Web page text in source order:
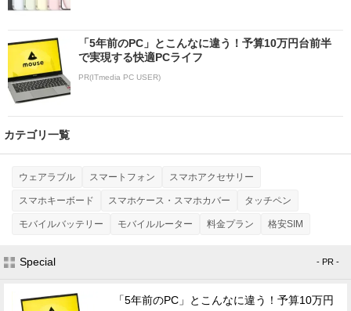
「5年前のPC」とこんなに違う！予算10万円台前半
で実現する快適PCライフ
PR(ITmedia PC USER)
カテゴリ一覧
ウェアラブル スマートフォン スマホアクセサリー
スマホキーボード スマホケース・スマホカバー タッチペン
モバイルバッテリー モバイルルーター 料金プラン 格安SIM
Special - PR -
「5年前のPC」とこんなに違う！予算10万円